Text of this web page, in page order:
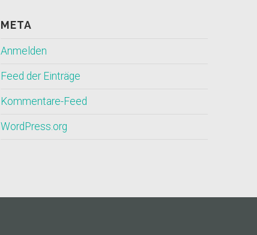
META
Anmelden
Feed der Einträge
Kommentare-Feed
WordPress.org